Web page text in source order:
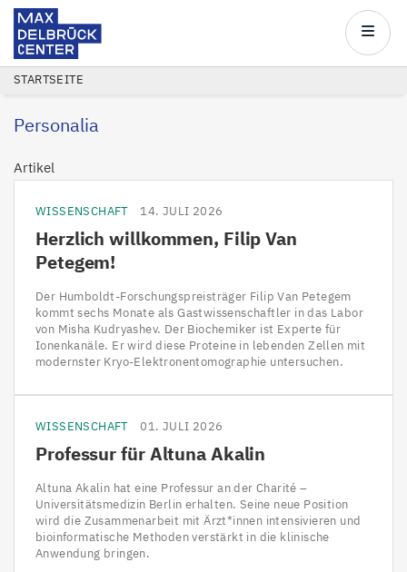
Direkt
Inhalt
Center
Main
PFADNAVIGATION
STARTSEITE
Personalia
Artikel
WISSENSCHAFT 14. JULI 2026
Herzlich willkommen, Filip Van
Petegem!
Der Humboldt-Forschungspreisträger Filip Van Petegem
kommt sechs Monate als Gastwissenschaftler in das Labor
von Misha Kudryashev. Der Biochemiker ist Experte für
Ionenkanäle. Er wird diese Proteine in lebenden Zellen mit
modernster Kryo-Elektronentomographie untersuchen.
WISSENSCHAFT 01. JULI 2026
Professur für Altuna Akalin
Altuna Akalin hat eine Professur an der Charité –
Universitätsmedizin Berlin erhalten. Seine neue Position
wird die Zusammenarbeit mit Ärzt*innen intensivieren und
bioinformatische Methoden verstärkt in die klinische
Anwendung bringen.